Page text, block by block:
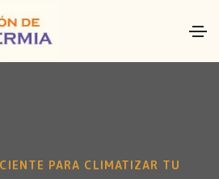
PARA CLIMATIZAR TU